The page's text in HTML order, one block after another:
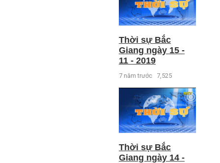
Thời sự Bắc
Giang ngày 15 -
11 - 2019
7 năm trước 7,525
Thời sự Bắc
Giang ngày 14 -